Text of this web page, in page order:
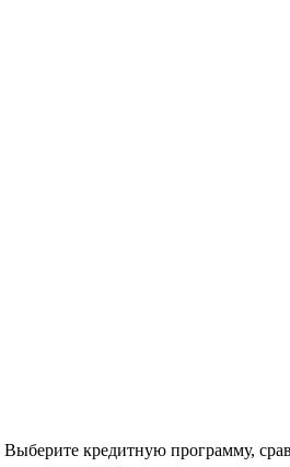
кредитную программу,